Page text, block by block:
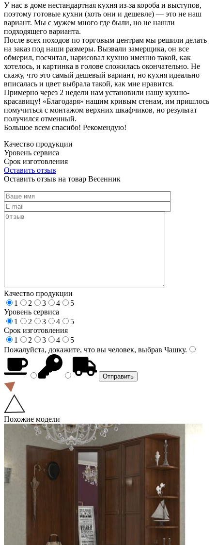
У нас в доме нестандартная кухня из-за короба и выступов,
поэтому готовые кухни (хоть они и дешевле) — это не наш
вариант. Мы с мужем много где были, но не нашли
подходящего варианта.
После всех походов по торговым центрам мы решили делать
на заказ под наши размеры. Вызвали замерщика, он все
обмерил, посчитал, нарисовал кухню именно такой, как
хотелось, и картинка в голове сложилась окончательно. Не
скажу, что это самый дешевый вариант, но кухня идеально
вписалась и цвет выбрала такой, как мне нравится.
Примерно через 2 недели нам установили нашу кухню-
красавицу! «Благодаря» нашим кривым стенам, им пришлось
помучиться с монтажом верхних шкафчиков, но результат
получился отменный.
Большое всем спасибо! Рекомендую!
Качество продукции
Уровень сервиса
Срок изготовления
Оставить отзыв
Оставить отзыв на товар Весенник
Качество продукции
1
2 3 4
5
Уровень сервиса
1
2 3 4
5
Срок изготовления
1
2 3 4
5
Пожалуйста, докажите, что вы человек, выбрав Чашку.
Похожие модели